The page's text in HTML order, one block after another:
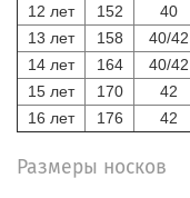
12 лет
152 40
13 лет
158 40/42
14 лет
164 40/42
15 лет
170 42
16 лет
176 42
Размеры носков